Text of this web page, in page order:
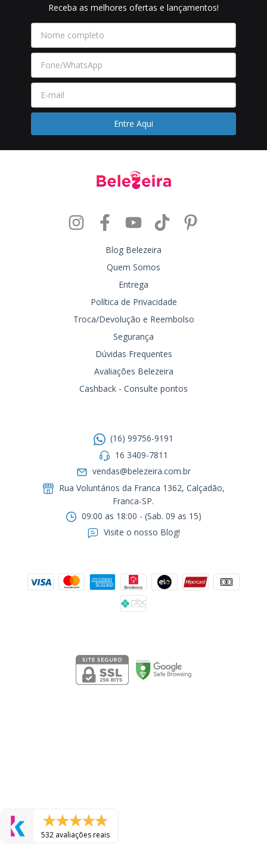
Receba as melhores ofertas e lançamentos!
Blog Belezeira
Quem Somos
Entrega
Política de Privacidade
Troca/Devolução e Reembolso
Segurança
Dúvidas Frequentes
Avaliações Belezeira
Cashback - Consulte pontos
(16) 99756-9191
16 3409-7811
vendas@belezeira.com.br
Rua Voluntários da Franca 1362, Calçadão,
Franca-SP.ㅤㅤㅤㅤㅤㅤㅤㅤㅤㅤㅤ
09:00 as 18:00 - (Sab. 09 as 15)
Visite o nosso Blog!
532 avaliações reais